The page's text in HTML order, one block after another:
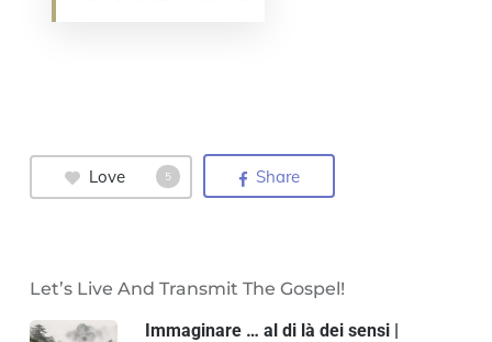
Love 5 Share
Let’s Live And Transmit The Gospel!
Immaginare … al di là dei sensi |